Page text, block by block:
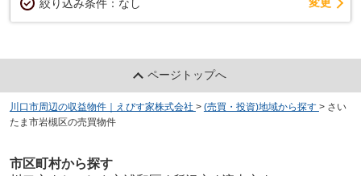
絞り込み条件： なし
ページトップへ
川口市周辺の収益物件｜えびす家株式会社 > (売買・投資)地域から探す > さい
たま市岩槻区の売買物件
市区町村から探す